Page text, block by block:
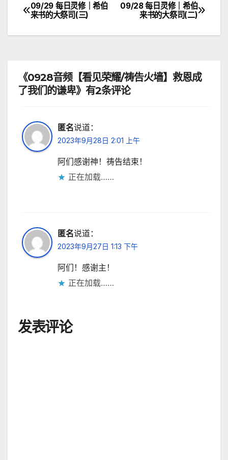
文
章
航
09/28 每日灵修｜希伯
来书的大祭司(二)
09/29 每日灵修｜希伯
来书的大祭司(三)
《0928音频【看见荣耀/祷告火墙】救恩成
了我们的谦卑》有2条评论
匿名说道：
2023年9月28日 2:01 上午
阿们感谢神！祷告结束！
正在加载……
匿名说道：
2023年9月27日 1:13 下午
阿们！感谢主！
正在加载……
发表评论